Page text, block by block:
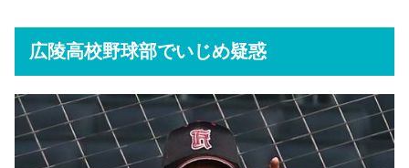
広陵高校野球部でいじめ疑惑